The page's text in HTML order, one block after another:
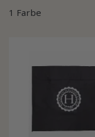
1 Farbe